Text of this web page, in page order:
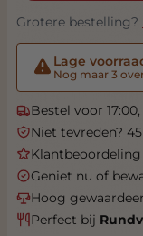
Grotere bestelling?
Lage
Nog maar 3
Bestel voor
Niet tevreden?
Klantbeoordeling
Geniet nu of
Hoog
Perfect bij